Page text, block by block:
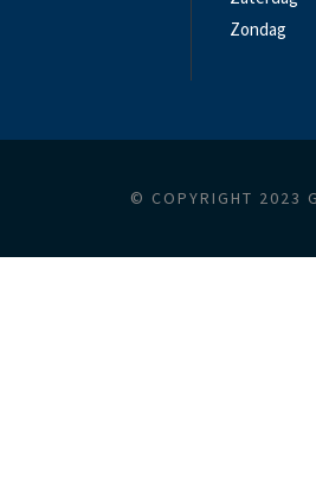
Zondag
© COPYRIGHT 2023